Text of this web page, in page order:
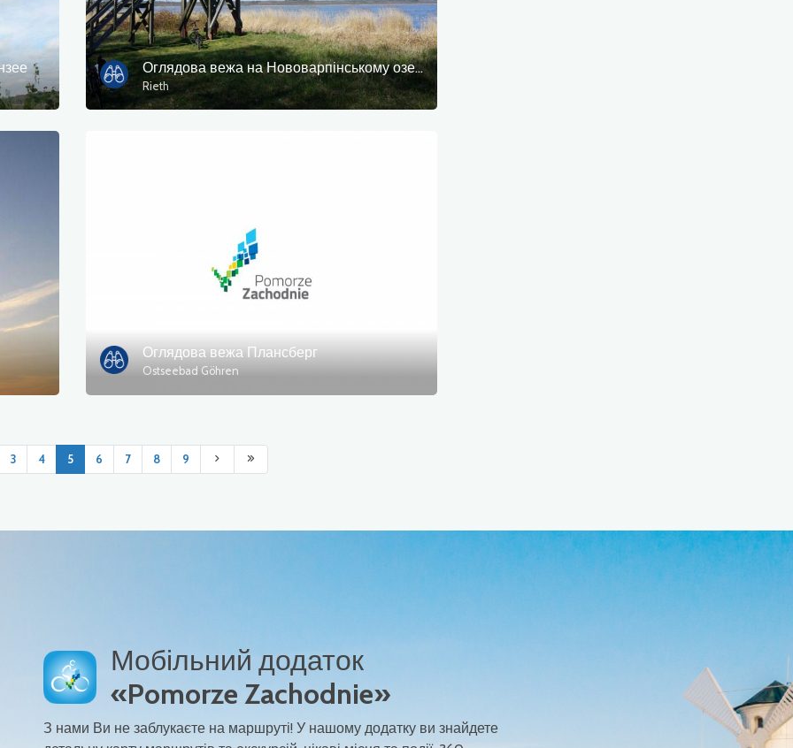
Оглядова вежа на Нововарпінському озері (Neuwarper See)
Rieth
Оглядова вежа Плансберг
Ostseebad Göhren
3 4 5 6 7 8 9
Мобільний додаток
«Pomorze Zachodnie»
З нами Ви не заблукаєте на маршруті! У нашому додатку ви знайдете